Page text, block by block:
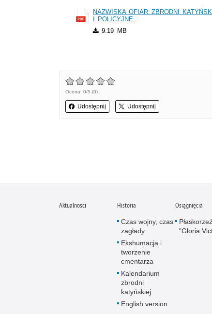
NAZWISKA OFIAR ZBRODNI
I POLICYJNE
9.19 MB
Ocena: 0/5 (0)
Udostępnij Udostępnij
Aktualności Historia
Czas wojny, czas
zagłady
Ekshumacja i
tworzenie
cmentarza
Kalendarium
zbrodni
katyńskiej
English version
Osiągnięcia
"Gloria